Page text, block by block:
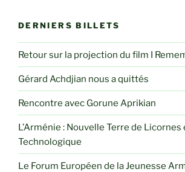
DERNIERS BILLETS
Retour sur la projection du film I
Gérard Achdjian nous a quittés
Rencontre avec Gorune Aprikian
L’Arménie : Nouvelle Terre de Licornes
Technologique
Le Forum Européen de la Jeunesse